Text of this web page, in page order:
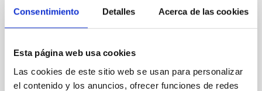
Consentimiento Detalles Acerca de las cookies
Esta página web usa cookies
Las cookies de este sitio web se usan para personalizar
el contenido y los anuncios, ofrecer funciones de redes
PRESS RELEASE
El IAC reúne a la colaboración internacional
Universo local